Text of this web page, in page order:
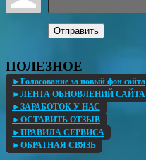
Отправить
ПОЛЕЗНОЕ
►Голосование за новый фон сайта
►ЛЕНТА ОБНОВЛЕНИЙ САЙТА
►ЗАРАБОТОК У НАС
►ОСТАВИТЬ ОТЗЫВ
►ПРАВИЛА СЕРВИСА
►ОБРАТНАЯ СВЯЗЬ